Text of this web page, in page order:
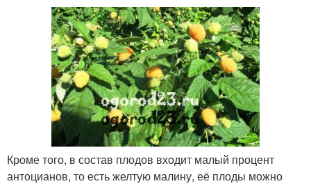
Кроме того, в состав плодов входит малый процент
антоцианов, то есть желтую малину, её плоды можно